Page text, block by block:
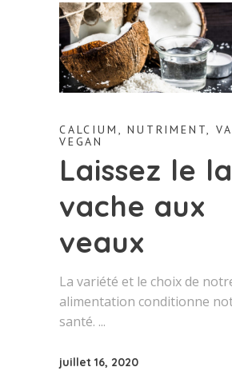
CALCIUM ,NUTRIMENT,
VEGAN
Laissez le
vache aux
veaux
La variété et le choix de
alimentation conditionne
santé.
juillet 16, 2020